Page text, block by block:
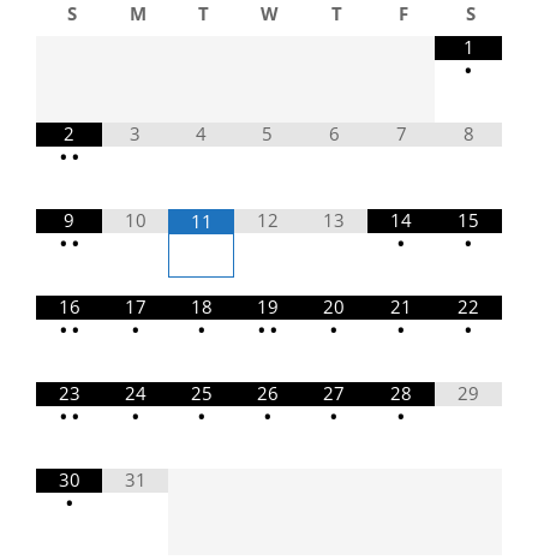
S M T W T F
S
1
•
2
• •
3 4 5 6 7 8
9
• •
10 11 12 13
14
•
15
•
16
• •
17
•
18
•
19
• •
20
•
21
•
22
•
23
• •
24
•
25
•
26
•
27
•
28
•
29
30
•
31